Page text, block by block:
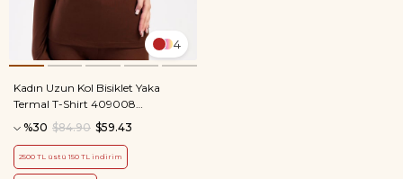
4
Kadın Uzun Kol Bisiklet Yaka
Termal T-Shirt 409008
Kahverengi
%30 $59.43
$84.90
2500 TL üstü 150 TL indirim